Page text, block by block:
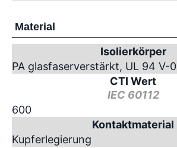
Material
Isolierkörper
PA glasfaserverstärkt, UL 94 V-0
CTI Wert
IEC 60112
600
Kontaktmaterial
Kupferlegierung